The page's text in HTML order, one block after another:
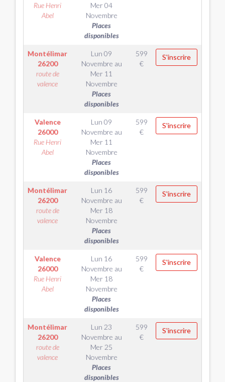
Rue Henri
Abel
Mer 04
Novembre
Places
disponibles
Montélimar
26200
route de
valence
Lun 09
Novembre au
Mer 11
Novembre
Places
disponibles
599
€
S'inscrire
Valence
26000
Rue Henri
Abel
Lun 09
Novembre au
Mer 11
Novembre
Places
disponibles
599
€
S'inscrire
Montélimar
26200
route de
valence
Lun 16
Novembre au
Mer 18
Novembre
Places
disponibles
599
€
S'inscrire
Valence
26000
Rue Henri
Abel
Lun 16
Novembre au
Mer 18
Novembre
Places
disponibles
599
€
S'inscrire
Montélimar
26200
route de
valence
Lun 23
Novembre au
Mer 25
Novembre
Places
disponibles
599
€
S'inscrire